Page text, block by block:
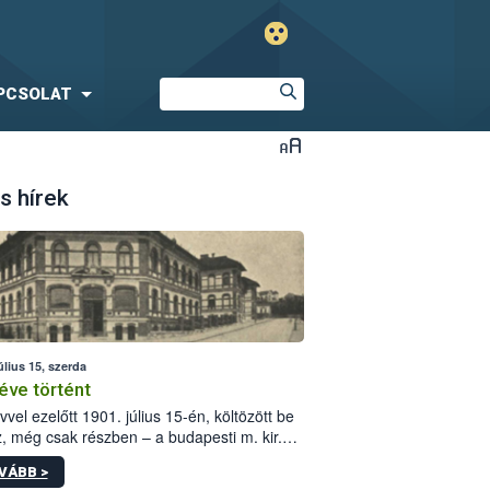
hírek
15, szerda
történt
ezelőtt 1901. július 15-én, költözött be
még csak részben – a budapesti m. kir.
állomás a Kis Rókus utca
alatti, Czigler Győző által tervezett új
>